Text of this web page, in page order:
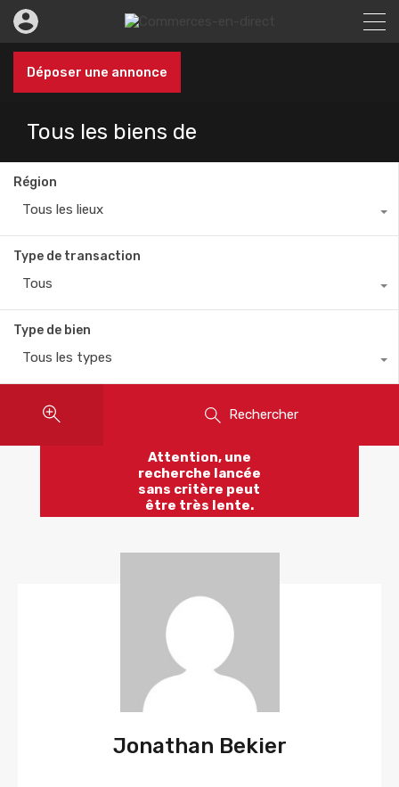
Déposer une annonce
Tous les biens de
Région
Tous les lieux
Type de transaction
Tous
Type de bien
Tous les types
Rechercher
Attention, une
recherche lancée
sans critère peut
être très lente.
Jonathan Bekier